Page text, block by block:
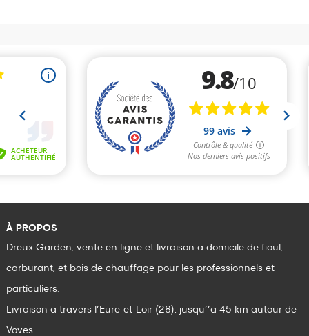
À PROPOS
Dreux Garden, vente en ligne et livraison à domicile de fioul,
carburant, et bois de chauffage pour les professionnels et
particuliers.
Livraison à travers l’Eure-et-Loir (28), jusqu’’à 45 km autour de
Voves.